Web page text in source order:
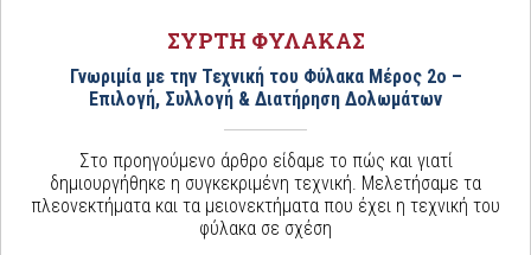
ΣΥΡΤΗ ΦΥΛΑΚΑΣ
Γνωριμία με την Τεχνική του Φύλακα Μέρος 2ο –
Επιλογή, Συλλογή & Διατήρηση Δολωμάτων
Στο προηγούμενο άρθρο είδαμε το πώς και γιατί
δημιουργήθηκε η συγκεκριμένη τεχνική. Μελετήσαμε τα
πλεονεκτήματα και τα μειονεκτήματα που έχει η τεχνική του
φύλακα σε σχέση